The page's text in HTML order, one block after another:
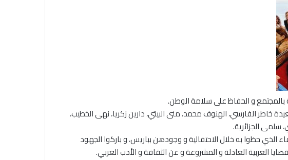
بالمجتمع و الحفاظ على سلامة الوطن.
خاطر الفارسي، الهنوف محمد، منى البيتي، دارين زكريا، نهى الخطيب،
سلمى الجزائرية.
الذي حظوا به خلال الاحتفالية و وجودهن بباريس، و باركوا الجهود
العربية العادلة و المشروعة و عن الثقافة و الأدب العربي.